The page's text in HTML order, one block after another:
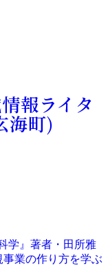
報ライタ
海町)
学』著者・田所雅
業の作り方を学ぶ